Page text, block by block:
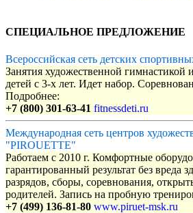
СПЕЦИАЛЬНОЕ ПРЕДЛОЖЕНИЕ
Всероссийская сеть детских
Занятия художественной гимнастикой
детей с 3-х лет. Идет набор.
Подробнее:
+7 (800) 301-63-41 fitnessdeti.ru
Международная сеть центров
"PIROUETTE"
Работаем с 2010 г. Комфортные
гарантированный результат без вреда
разрядов, сборы, соревнования,
родителей. Запись на пробную
+7 (499) 136-81-80 www.piruet-msk.ru